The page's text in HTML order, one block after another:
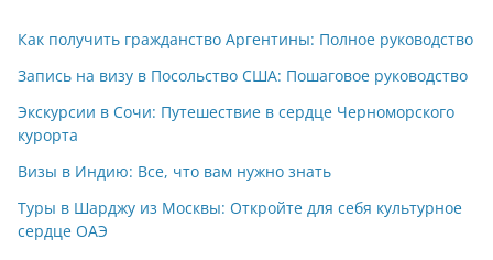
Как получить гражданство Аргентины: Полное руководство
Запись на визу в Посольство США: Пошаговое руководство
Экскурсии в Сочи: Путешествие в сердце Черноморского
курорта
Визы в Индию: Все, что вам нужно знать
Туры в Шарджу из Москвы: Откройте для себя культурное
сердце ОАЭ